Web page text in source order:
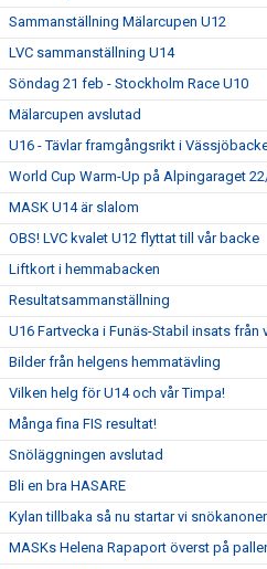
Sammanställning Mälarcupen U12
LVC sammanställning U14
Söndag 21 feb - Stockholm Race U10
Mälarcupen avslutad
U16 - Tävlar framgångsrikt i
World Cup Warm-Up på Alpingaraget
MASK U14 är slalom
OBS! LVC kvalet U12 flyttat till vår backe
Liftkort i hemmabacken
Resultatsammanställning
U16 Fartvecka i Funäs-Stabil insats från
Bilder från helgens hemmatävling
Vilken helg för U14 och vår Timpa!
Många fina FIS resultat!
Snöläggningen avslutad
Bli en bra HASARE
Kylan tillbaka så nu startar vi
MASKs Helena Rapaport överst på